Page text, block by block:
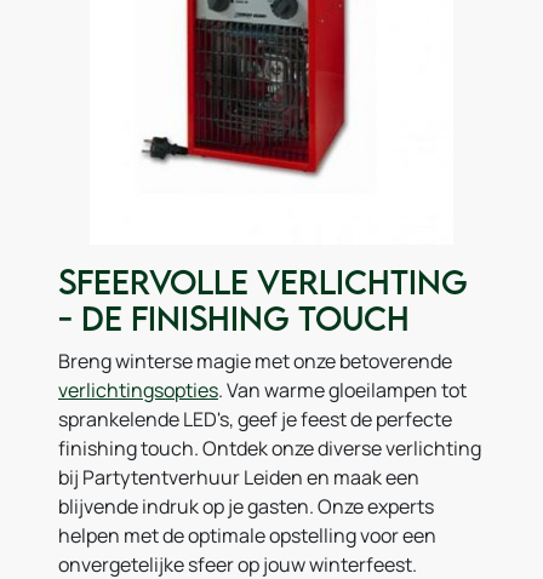
Sfeervolle Verlichting
- De Finishing Touch
Breng winterse magie met onze betoverende
verlichtingsopties. Van warme gloeilampen tot
sprankelende LED's, geef je feest de perfecte
finishing touch. Ontdek onze diverse verlichting
bij Partytentverhuur Leiden en maak een
blijvende indruk op je gasten. Onze experts
helpen met de optimale opstelling voor een
onvergetelijke sfeer op jouw winterfeest.